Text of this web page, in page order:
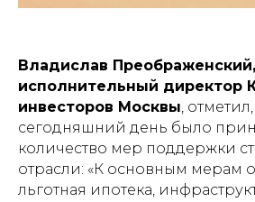
Владислав Преображенский,
исполнительный директор
инвесторов Москвы,
сегодняшний день было
количество мер поддержки
отрасли: «К основным мерам
льготная ипотека,